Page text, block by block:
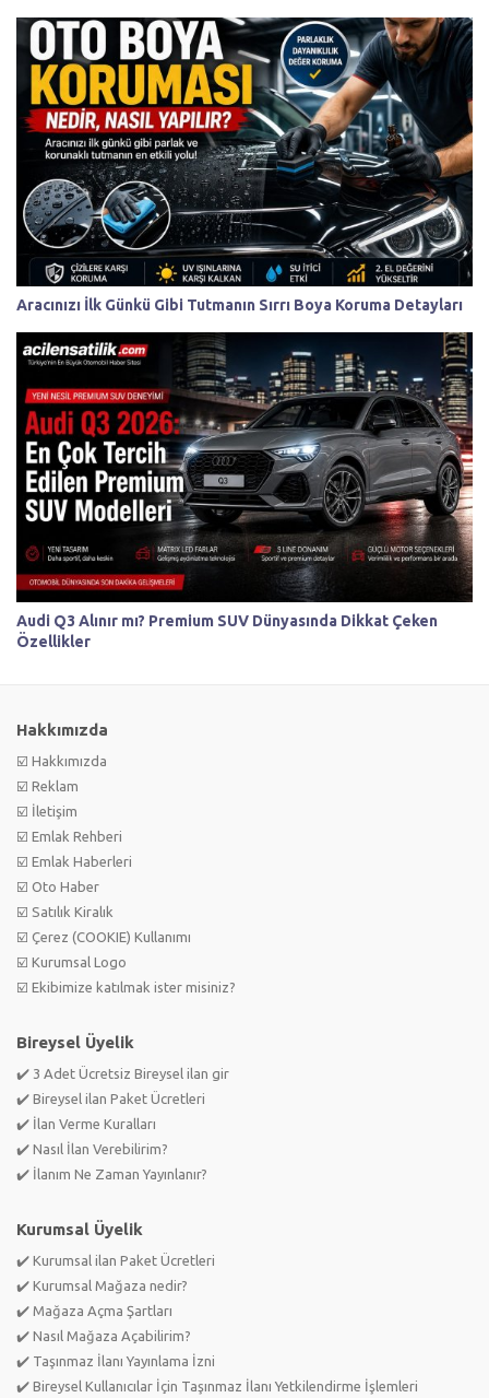
Aracınızı İlk Günkü Gibi Tutmanın Sırrı Boya Koruma Detayları
Audi Q3 Alınır mı? Premium SUV Dünyasında Dikkat Çeken
Özellikler
Hakkımızda
☑️ Hakkımızda
☑️ Reklam
☑️ İletişim
☑️ Emlak Rehberi
☑️ Emlak Haberleri
☑️ Oto Haber
☑️ Satılık Kiralık
☑️ Çerez (COOKIE) Kullanımı
☑️ Kurumsal Logo
☑️ Ekibimize katılmak ister misiniz?
Bireysel Üyelik
✔️ 3 Adet Ücretsiz Bireysel ilan gir
✔️ Bireysel ilan Paket Ücretleri
✔️ İlan Verme Kuralları
✔️ Nasıl İlan Verebilirim?
✔️ İlanım Ne Zaman Yayınlanır?
Kurumsal Üyelik
✔️ Kurumsal ilan Paket Ücretleri
✔️ Kurumsal Mağaza nedir?
✔️ Mağaza Açma Şartları
✔️ Nasıl Mağaza Açabilirim?
✔️ Taşınmaz İlanı Yayınlama İzni
✔️ Bireysel Kullanıcılar İçin Taşınmaz İlanı Yetkilendirme İşlemleri